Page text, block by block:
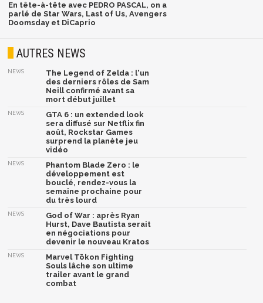
En tête-à-tête avec PEDRO PASCAL, on a
parlé de Star Wars, Last of Us, Avengers
Doomsday et DiCaprio
AUTRES NEWS
NEWS
The Legend of Zelda : l'un
des derniers rôles de Sam
Neill confirmé avant sa
mort début juillet
NEWS
GTA 6 : un extended look
sera diffusé sur Netflix fin
août, Rockstar Games
surprend la planète jeu
vidéo
NEWS
Phantom Blade Zero : le
développement est
bouclé, rendez-vous la
semaine prochaine pour
du très lourd
NEWS
God of War : après Ryan
Hurst, Dave Bautista serait
en négociations pour
devenir le nouveau Kratos
NEWS
Marvel Tōkon Fighting
Souls lâche son ultime
trailer avant le grand
combat